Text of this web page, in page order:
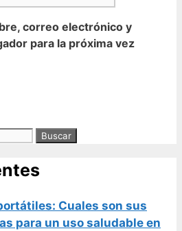
correo electrónico y
para la próxima vez
Cuales son sus
para un uso saludable en